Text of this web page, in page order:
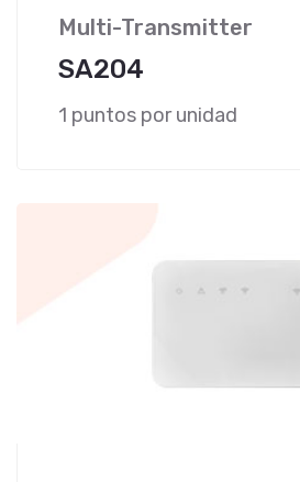
Multi-Transmitter
SA204
1 puntos por unidad